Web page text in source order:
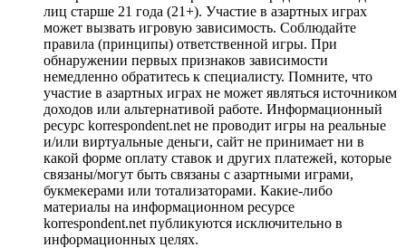
лиц старше 21 года (21+). Участие в азартных играх
может вызвать игровую зависимость. Соблюдайте
правила (принципы) ответственной игры. При
обнаружении первых признаков зависимости
немедленно обратитесь к специалисту. Помните, что
участие в азартных играх не может являться источником
доходов или альтернативой работе. Информационный
ресурс korrespondent.net не проводит игры на реальные
и/или виртуальные деньги, сайт не принимает ни в
какой форме оплату ставок и других платежей, которые
связаны/могут быть связаны с азартными играми,
букмекерами или тотализаторами. Какие-либо
материалы на информационном ресурсе
korrespondent.net публикуются исключительно в
информационных целях.